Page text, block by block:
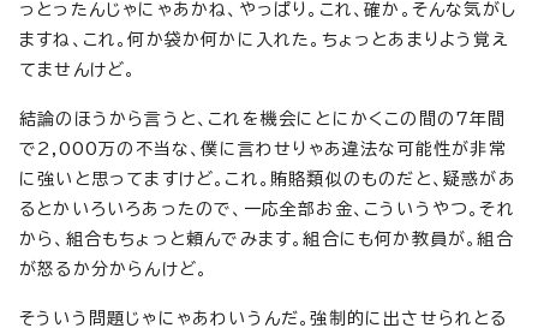
っとったんじゃにゃあかね、やっぱり。これ、確か。そんな気がし
ますね、これ。何か袋か何かに入れた。ちょっとあまりよう覚え
てませんけど。
結論のほうから言うと、これを機会にとにかくこの間の7年間
で2,000万の不当な、僕に言わせりゃあ違法な可能性が非常
に強いと思ってますけど。これ。賄賂類似のものだと、疑惑があ
るとかいろいろあったので、一応全部お金、こういうやつ。それ
から、組合もちょっと頼んでみます。組合にも何か教員が。組合
が怒るか分からんけど。
そういう問題じゃにゃあわいうんだ。強制的に出させられとる